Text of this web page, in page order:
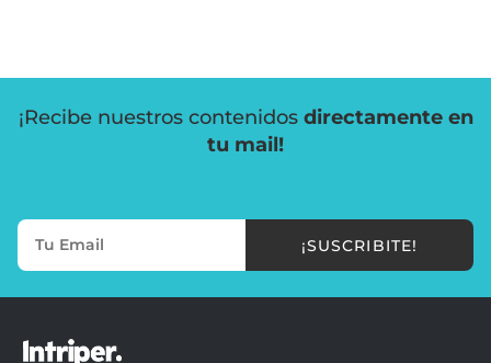
¡Recibe nuestros contenidos directamente en
tu mail!
¡SUSCRIBITE!